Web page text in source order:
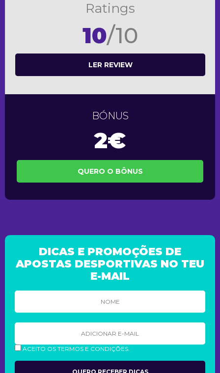
Ratings
10/10
LER REVIEW
BÓNUS
2€
QUERO O BÔNUS
DICAS E PROMOÇÕES DE
APOSTAS DESPORTIVAS NO TEU
E-MAIL
ACEITO OS TERMOS E CONDIÇÕES.